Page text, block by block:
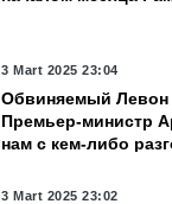
3 Mart 2025 23:04
Обвиняемый Левон
Премьер-министр
нам с кем-либо
3 Mart 2025 23:02